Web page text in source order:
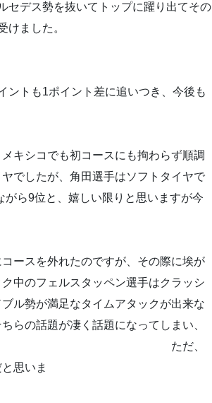
セデス勢を抜いてトップに躍り出てその
けました。
トも1ポイント差に追いつき、今後も
キシコでも初コースにも拘わらず順調
でしたが、角田選手はソフトタイヤで
ら9位と、嬉しい限りと思いますが今
ースを外れたのですが、その際に埃が
中のフェルスタッペン選手はクラッシ
ル勢が満足なタイムアタックが出来な
らの話題が凄く話題になってしまい、
。 ただ、
思いま